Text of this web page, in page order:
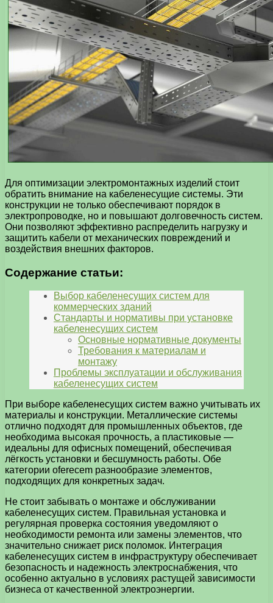
Для оптимизации электромонтажных изделий стоит
обратить внимание на кабеленесущие системы. Эти
конструкции не только обеспечивают порядок в
электропроводке, но и повышают долговечность систем.
Они позволяют эффективно распределить нагрузку и
защитить кабели от механических повреждений и
воздействия внешних факторов.
Содержание статьи:
Выбор кабеленесущих систем для
коммерческих зданий
Стандарты и нормативы при установке
кабеленесущих систем
Основные нормативные документы
Требования к материалам и
монтажу
Проблемы эксплуатации и обслуживания
кабеленесущих систем
При выборе кабеленесущих систем важно учитывать их
материалы и конструкции. Металлические системы
отлично подходят для промышленных объектов, где
необходима высокая прочность, а пластиковые —
идеальны для офисных помещений, обеспечивая
лёгкость установки и бесшумность работы. Обе
категории oferecem разнообразие элементов,
подходящих для конкретных задач.
Не стоит забывать о монтаже и обслуживании
кабеленесущих систем. Правильная установка и
регулярная проверка состояния уведомляют о
необходимости ремонта или замены элементов, что
значительно снижает риск поломок. Интеграция
кабеленесущих систем в инфраструктуру обеспечивает
безопасность и надежность электроснабжения, что
особенно актуально в условиях растущей зависимости
бизнеса от качественной электроэнергии.